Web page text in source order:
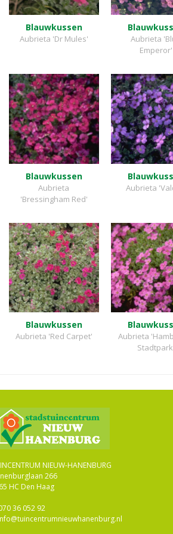
Blauwkussen
Aubrieta 'Dr Mules'
Aubrieta
Emperor'
Blauwkussen
Aubrieta
'Bressingham Red'
Aubrieta
Blauwkussen
Aubrieta 'Red Carpet'
Aubrieta
NIEUW-HANENBURG
266
HC Den Haag
36 052 92